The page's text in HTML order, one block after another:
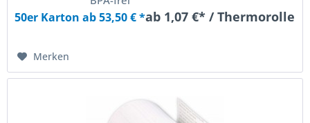
ab 1,07 €* / Thermorolle
50er Karton ab 53,50 € *
Merken